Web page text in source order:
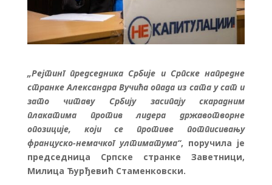
„Рејтинг председника Србије и Српске напредне
странке Александра Вучића опада из сата у сат и
зато читаву Србију засипају скарадним
плакатима против лидера државотворне
опозиције, који се противе потписивању
француско-немачког ултиматума“, поручила је
председница Српске странке Заветници,
Милица Ђурђевић Стаменковски.